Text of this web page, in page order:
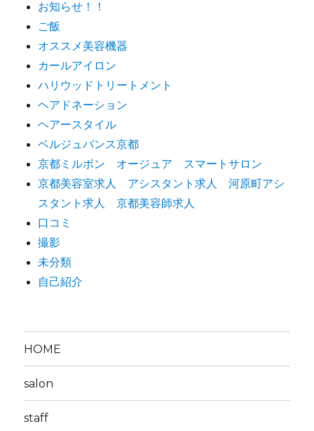
お知らせ！！
ご飯
オススメ美容機器
カールアイロン
ハリウッドトリートメント
ヘアドネーション
ヘアースタイル
ベルジュバンス京都
京都ミルボン オージュア スマートサロン
京都美容室求人 アシスタント求人 河原町アシ
スタント求人 京都美容師求人
口コミ
撮影
未分類
自己紹介
HOME
salon
staff